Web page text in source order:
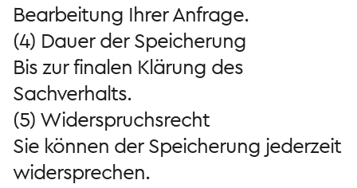
Bearbeitung Ihrer Anfrage.
(4) Dauer der Speicherung
Bis zur finalen Klärung des
Sachverhalts.
(5) Widerspruchsrecht
Sie können der Speicherung jederzeit
widersprechen.